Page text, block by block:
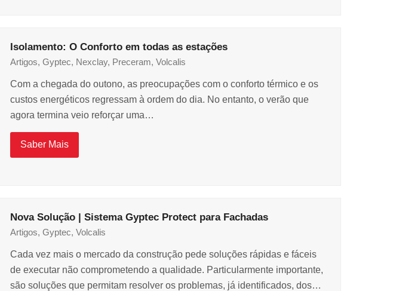
Isolamento: O Conforto em todas as estações
Artigos, Gyptec, Nexclay, Preceram, Volcalis
Com a chegada do outono, as preocupações com o conforto térmico e os
custos energéticos regressam à ordem do dia. No entanto, o verão que
agora termina veio reforçar uma…
Saber Mais
Nova Solução | Sistema Gyptec Protect para Fachadas
Artigos, Gyptec, Volcalis
Cada vez mais o mercado da construção pede soluções rápidas e fáceis
de executar não comprometendo a qualidade. Particularmente importante,
são soluções que permitam resolver os problemas, já identificados, dos…